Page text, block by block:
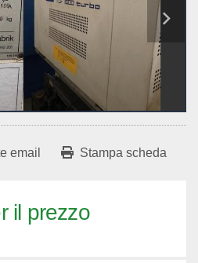
email Stampa scheda
il prezzo